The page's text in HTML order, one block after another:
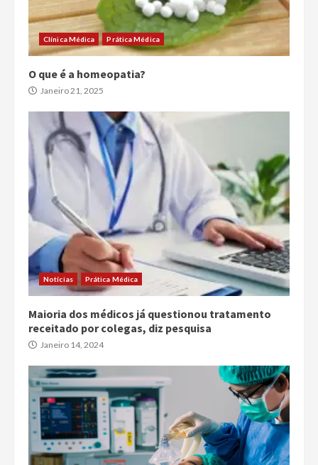
Clínica Médica Prática Médica
O que é a homeopatia?
Janeiro 21, 2025
Notícias Prática Médica
Maioria dos médicos já questionou tratamento
receitado por colegas, diz pesquisa
Janeiro 14, 2024